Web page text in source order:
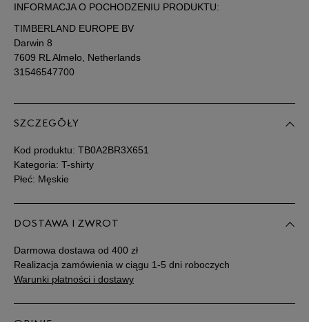
INFORMACJA O POCHODZENIU PRODUKTU:
TIMBERLAND EUROPE BV
Darwin 8
7609 RL Almelo, Netherlands
31546547700
SZCZEGÓŁY
Kod produktu: TB0A2BR3X651
Kategoria: T-shirty
Płeć: Męskie
DOSTAWA I ZWROT
Darmowa dostawa od 400 zł
Realizacja zamówienia w ciągu 1-5 dni roboczych
Warunki płatności i dostawy